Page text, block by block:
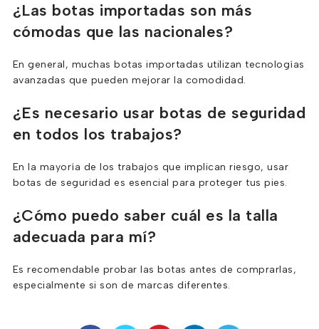
¿Las botas importadas son más
cómodas que las nacionales?
En general, muchas botas importadas utilizan tecnologías
avanzadas que pueden mejorar la comodidad.
¿Es necesario usar botas de seguridad
en todos los trabajos?
En la mayoría de los trabajos que implican riesgo, usar
botas de seguridad es esencial para proteger tus pies.
¿Cómo puedo saber cuál es la talla
adecuada para mí?
Es recomendable probar las botas antes de comprarlas,
especialmente si son de marcas diferentes.